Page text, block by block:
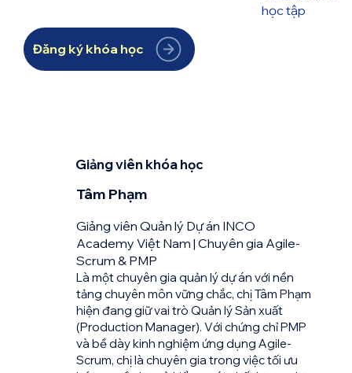
học tập
Đăng ký khóa học
Giảng viên khóa học
Tâm Phạm
Giảng viên Quản lý Dự án INCO
Academy Việt Nam | Chuyên gia Agile-
Scrum & PMP
Là một chuyên gia quản lý dự án với nền
tảng chuyên môn vững chắc, chị Tâm Phạm
hiện đang giữ vai trò Quản lý Sản xuất
(Production Manager). Với chứng chỉ PMP
và bề dày kinh nghiệm ứng dụng Agile-
Scrum, chị là chuyên gia trong việc tối ưu